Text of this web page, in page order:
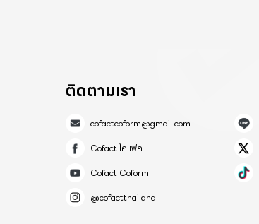
ติดตามเรา
cofactcoform@gmail.com
Cofact โคแฟค
Cofact Coform
@cofactthailand